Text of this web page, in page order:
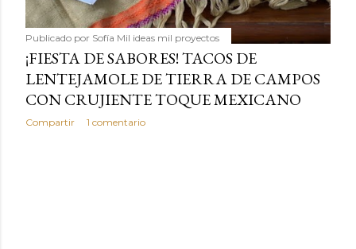
Publicado por Sofía Mil ideas mil proyectos
¡FIESTA DE SABORES! TACOS DE
LENTEJAMOLE DE TIERRA DE CAMPOS
CON CRUJIENTE TOQUE MEXICANO
Compartir 1 comentario